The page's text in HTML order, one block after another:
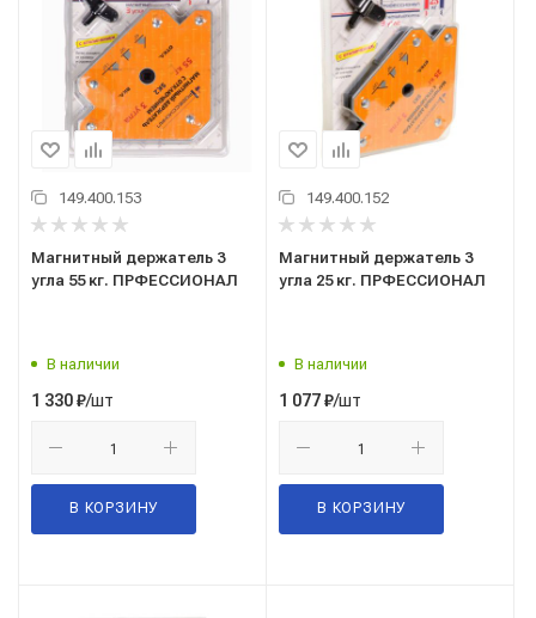
149.400.153
Магнитный держатель 3
угла 55 кг. ПРФЕССИОНАЛ
В наличии
1 330₽/шт
В КОРЗИНУ
149.400.152
Магнитный держатель 3
угла 25 кг. ПРФЕССИОНАЛ
В наличии
1 077₽/шт
В КОРЗИНУ